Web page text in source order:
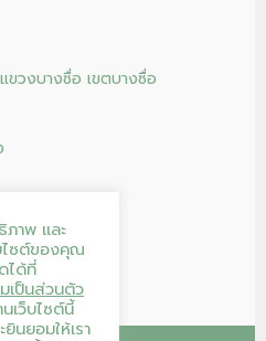
ขวงบางซื่อ เขตบางซื่อ
ภาพ และ
ไซต์ของคุณ
ได้ที่
เป็นส่วนตัว
นเว็บไซต์นี้
นยอมให้เรา